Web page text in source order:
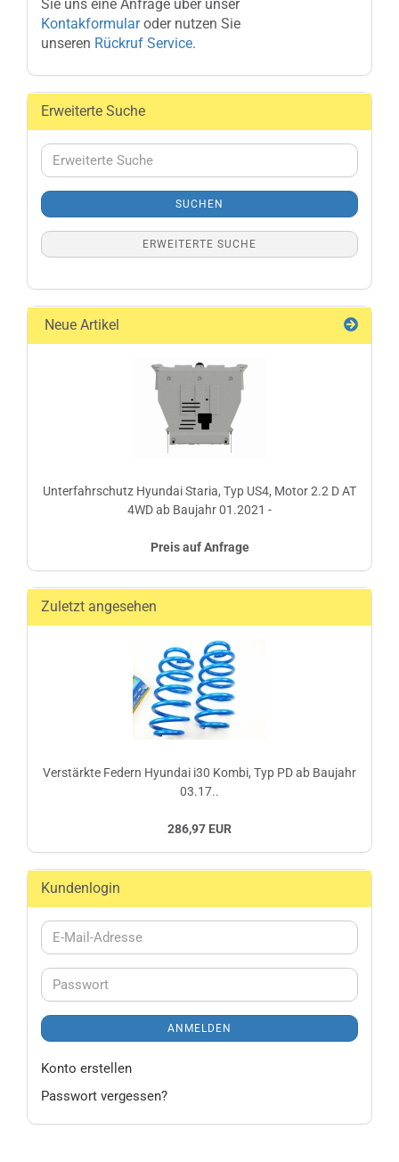
Sie uns eine Anfrage über unser
Kontakformularoder nutzen Sie
unseren Rückruf Service.
Erweiterte Suche
Erweiterte
Suche
SUCHEN
ERWEITERTE SUCHE
Neue Artikel
Unterfahrschutz Hyundai Staria, Typ US4, Motor 2.2 D AT
4WD ab Baujahr 01.2021 -
Preis auf Anfrage
Zuletzt angesehen
Verstärkte Federn Hyundai i30 Kombi, Typ PD ab Baujahr
03.17..
286,97 EUR
Kundenlogin
E-
Mail-
Passwort
ANMELDEN
Konto erstellen
Passwort vergessen?